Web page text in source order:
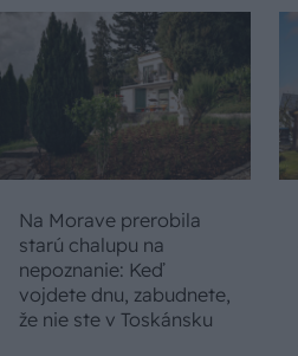
Na Morave prerobila
starú chalupu na
nepoznanie: Keď
vojdete dnu, zabudnete,
že nie ste v Toskánsku